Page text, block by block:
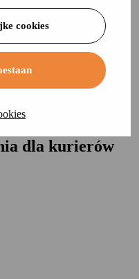
cookies
i zgubienie
lub klęskami
kolizji
dla kurierów